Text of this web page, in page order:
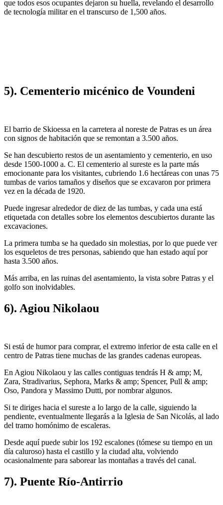
que todos esos ocupantes dejaron su huella, revelando el desarrollo
de tecnología militar en el transcurso de 1,500 años.
5). Cementerio micénico de Voundeni
El barrio de Skioessa en la carretera al noreste de Patras es un área
con signos de habitación que se remontan a 3.500 años.
Se han descubierto restos de un asentamiento y cementerio, en uso
desde 1500-1000 a. C. El cementerio al sureste es la parte más
emocionante para los visitantes, cubriendo 1.6 hectáreas con unas 75
tumbas de varios tamaños y diseños que se excavaron por primera
vez en la década de 1920.
Puede ingresar alrededor de diez de las tumbas, y cada una está
etiquetada con detalles sobre los elementos descubiertos durante las
excavaciones.
La primera tumba se ha quedado sin molestias, por lo que puede ver
los esqueletos de tres personas, sabiendo que han estado aquí por
hasta 3.500 años.
Más arriba, en las ruinas del asentamiento, la vista sobre Patras y el
golfo son inolvidables.
6). Agiou Nikolaou
Si está de humor para comprar, el extremo inferior de esta calle en el
centro de Patras tiene muchas de las grandes cadenas europeas.
En Agiou Nikolaou y las calles contiguas tendrás H & amp; M,
Zara, Stradivarius, Sephora, Marks & amp; Spencer, Pull & amp;
Oso, Pandora y Massimo Dutti, por nombrar algunos.
Si te diriges hacia el sureste a lo largo de la calle, siguiendo la
pendiente, eventualmente llegarás a la Iglesia de San Nicolás, al lado
del tramo homónimo de escaleras.
Desde aquí puede subir los 192 escalones (tómese su tiempo en un
día caluroso) hasta el castillo y la ciudad alta, volviendo
ocasionalmente para saborear las montañas a través del canal.
7). Puente Río-Antirrio